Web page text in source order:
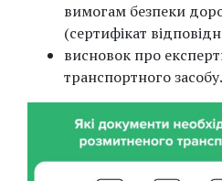
вимогам безпеки
(сертифікат
висновок про
транспортного засобу.